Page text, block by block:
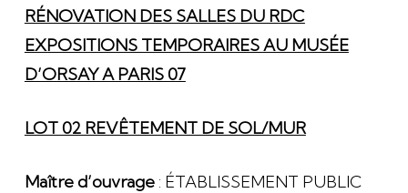
RÉNOVATION DES SALLES DU RDC
EXPOSITIONS TEMPORAIRES AU MUSÉE
D’ORSAY A PARIS 07
LOT 02 REVÊTEMENT DE SOL/MUR
Maître d’ouvrage: ÉTABLISSEMENT PUBLIC